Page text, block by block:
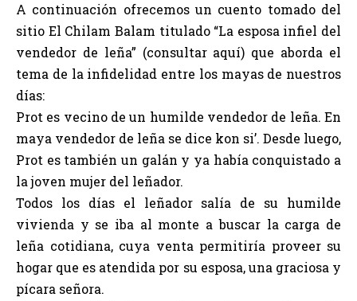
A continuación ofrecemos un cuento tomado del
sitio El Chilam Balam titulado “La esposa infiel del
vendedor de leña” (consultar aquí) que aborda el
tema de la infidelidad entre los mayas de nuestros
días:
Prot es vecino de un humilde vendedor de leña. En
maya vendedor de leña se dice kon si’. Desde luego,
Prot es también un galán y ya había conquistado a
la joven mujer del leñador.
Todos los días el leñador salía de su humilde
vivienda y se iba al monte a buscar la carga de
leña cotidiana, cuya venta permitiría proveer su
hogar que es atendida por su esposa, una graciosa y
pícara señora.